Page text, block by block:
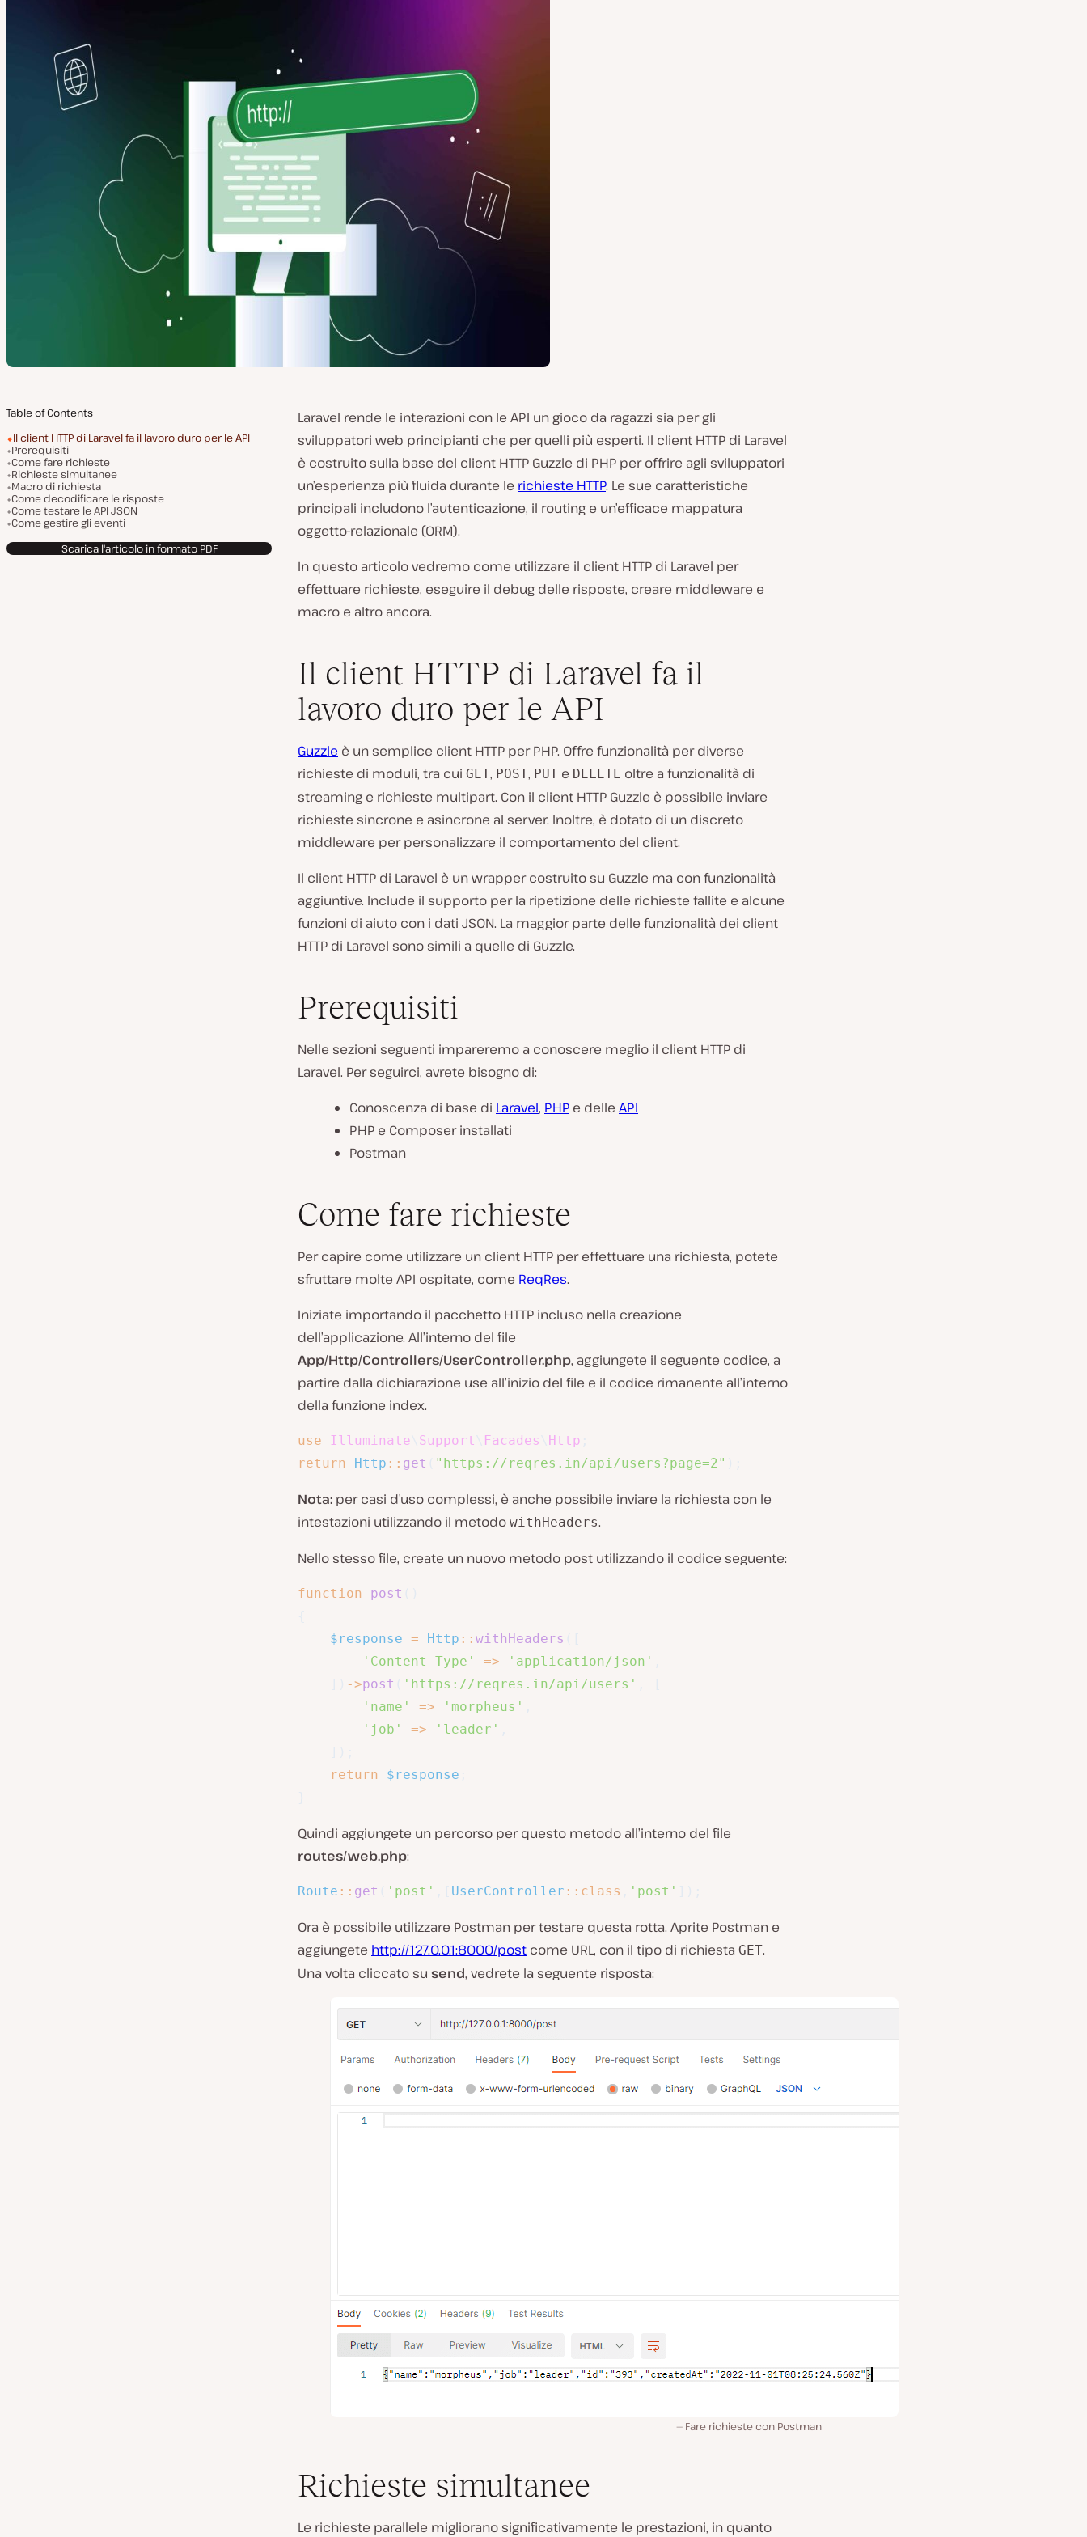
Table of Contents
Il client HTTP di Laravel fa il lavoro duro per le API
Prerequisiti
Come fare richieste
Richieste simultanee
Macro di richiesta
Come decodificare le risposte
Come testare le API JSON
Come gestire gli eventi
Scarica l'articolo in formato PDF
Laravel rende le interazioni con le API un gioco da ragazzi sia per gli
sviluppatori web principianti che per quelli più esperti. Il client HTTP di Laravel
è costruito sulla base del client HTTP Guzzle di PHP per offrire agli sviluppatori
un’esperienza più fluida durante le richieste HTTP. Le sue caratteristiche
principali includono l’autenticazione, il routing e un’efficace mappatura
oggetto-relazionale (ORM).
In questo articolo vedremo come utilizzare il client HTTP di Laravel per
effettuare richieste, eseguire il debug delle risposte, creare middleware e
macro e altro ancora.
Il client HTTP di Laravel fa il
lavoro duro per le API
Guzzle è un semplice client HTTP per PHP. Offre funzionalità per diverse
richieste di moduli, tra cui GET, POST, PUT e DELETE oltre a funzionalità di
streaming e richieste multipart. Con il client HTTP Guzzle è possibile inviare
richieste sincrone e asincrone al server. Inoltre, è dotato di un discreto
middleware per personalizzare il comportamento del client.
Il client HTTP di Laravel è un wrapper costruito su Guzzle ma con funzionalità
aggiuntive. Include il supporto per la ripetizione delle richieste fallite e alcune
funzioni di aiuto con i dati JSON. La maggior parte delle funzionalità dei client
HTTP di Laravel sono simili a quelle di Guzzle.
Prerequisiti
Nelle sezioni seguenti impareremo a conoscere meglio il client HTTP di
Laravel. Per seguirci, avrete bisogno di:
Conoscenza di base di Laravel, PHP e delle API
PHP e Composer installati
Postman
Come fare richieste
Per capire come utilizzare un client HTTP per effettuare una richiesta, potete
sfruttare molte API ospitate, come ReqRes.
Iniziate importando il pacchetto HTTP incluso nella creazione
dell’applicazione. All’interno del file
App/Http/Controllers/UserController.php, aggiungete il seguente codice, a
partire dalla dichiarazione use all’inizio del file e il codice rimanente all’interno
della funzione index.
use Illuminate Support Facades Http
return
Http :: get "https://reqres.in/api/users?page=2"
Nota: per casi d’uso complessi, è anche possibile inviare la richiesta con le
intestazioni utilizzando il metodo withHeaders.
Nello stesso file, create un nuovo metodo post utilizzando il codice seguente:
function post
$response = Http :: withHeaders
'Content-Type'
=> 'application/json'
->post 'https://reqres.in/api/users'
'name'
=> 'morpheus'
'job'
=> 'leader'
return
$response
Quindi aggiungete un percorso per questo metodo all’interno del file
routes/web.php:
Route :: get 'post' UserController :: class 'post'
Ora è possibile utilizzare Postman per testare questa rotta. Aprite Postman e
aggiungete http://127.0.0.1:8000/post come URL, con il tipo di richiesta GET.
Una volta cliccato su send, vedrete la seguente risposta:
Fare richieste con Postman
Richieste simultanee
Le richieste parallele migliorano significativamente le prestazioni, in quanto